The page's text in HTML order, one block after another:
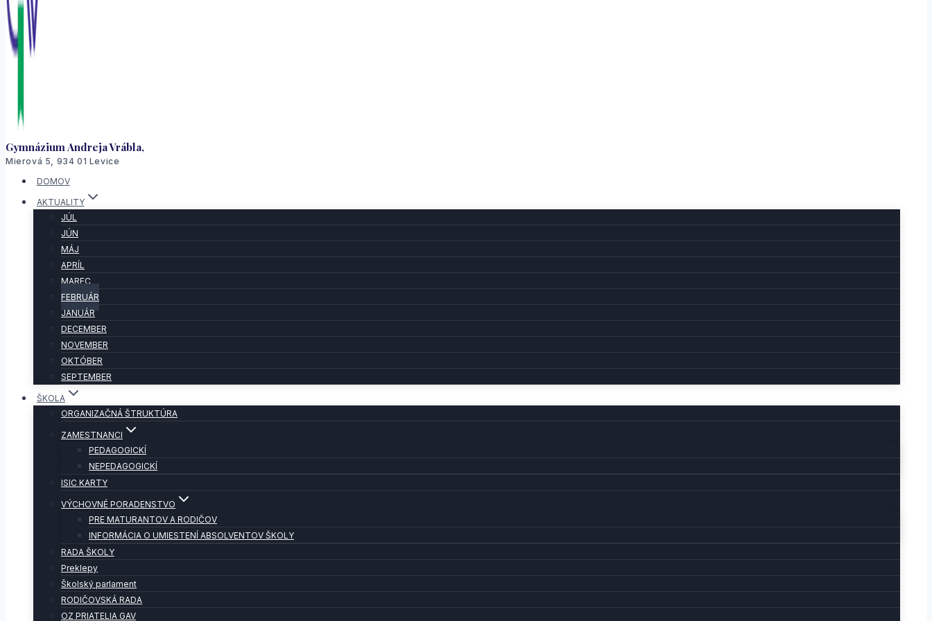
Gymnázium Andreja Vrábla,
Mierová 5, 934 01 Levice
DOMOV
AKTUALITY
JÚL
JÚN
MÁJ
APRÍL
MAREC
FEBRUÁR
JANUÁR
DECEMBER
NOVEMBER
OKTÓBER
SEPTEMBER
ŠKOLA
ORGANIZAČNÁ ŠTRUKTÚRA
ZAMESTNANCI
PEDAGOGICKÍ
NEPEDAGOGICKÍ
ISIC KARTY
VÝCHOVNÉ PORADENSTVO
PRE MATURANTOV A RODIČOV
INFORMÁCIA O UMIESTENÍ ABSOLVENTOV ŠKOLY
RADA ŠKOLY
Preklepy
Školský parlament
RODIČOVSKÁ RADA
OZ PRIATELIA GAV